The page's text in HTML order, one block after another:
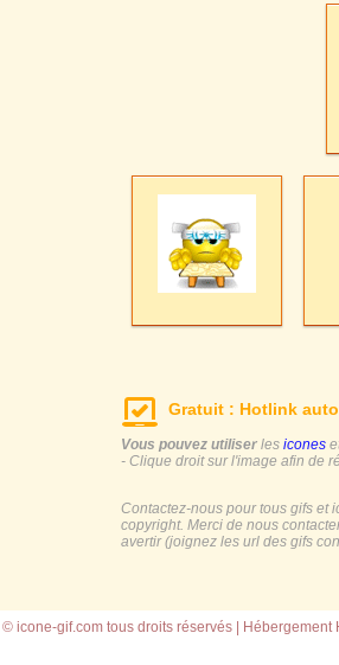
Gratuit : Hotlink
Vous pouvez utiliser les icones
- Clique droit sur l'image afin de
Contactez-nous pour tous gifs et
copyright. Merci de nous
avertir (joignez les url des gifs
© icone-gif.com tous droits réservés | Hébergement